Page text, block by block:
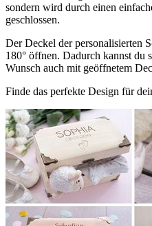
sondern wird durch einen
geschlossen.
Der Deckel der personalisierten
180° öffnen. Dadurch kannst du
Wunsch auch mit geöffnetem
Finde das perfekte Design für